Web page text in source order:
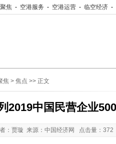
焦 - 空港服务 - 空港运营 - 临空经济 -
焦 > 焦点 >> 正文
2019中国民营企业
：贾璇 来源：中国经济网 点击量：